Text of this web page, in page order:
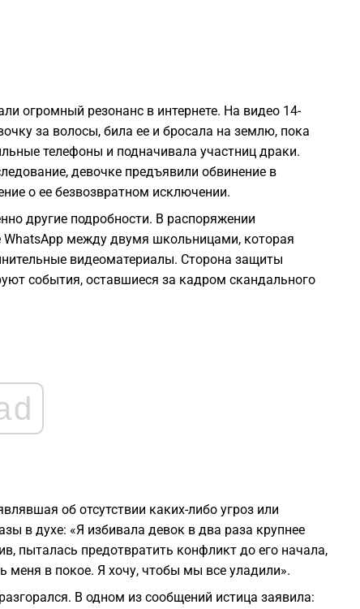
огромный резонанс в интернете. На видео 14-
за волосы, била ее и бросала на землю, пока
телефоны и подначивала участниц драки.
девочке предъявили обвинение в
о ее безвозвратном исключении.
другие подробности. В распоряжении
WhatsApp между двумя школьницами, которая
видеоматериалы. Сторона защиты
события, оставшиеся за кадром скандального
об отсутствии каких-либо угроз или
в духе: «Я избивала девок в два раза крупнее
пыталась предотвратить конфликт до его начала,
меня в покое. Я хочу, чтобы мы все уладили».
В одном из сообщений истица заявила: